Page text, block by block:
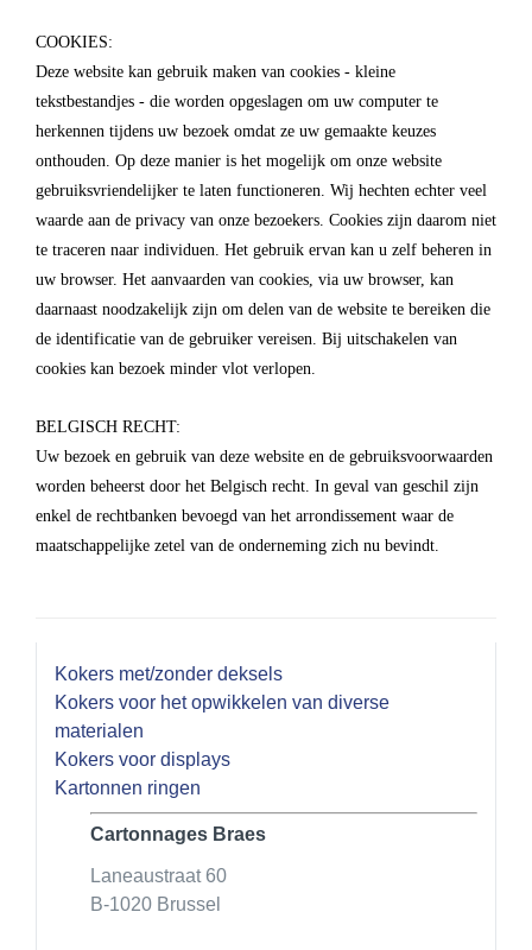
COOKIES:
Deze website kan gebruik maken van cookies - kleine
tekstbestandjes - die worden opgeslagen om uw computer te
herkennen tijdens uw bezoek omdat ze uw gemaakte keuzes
onthouden. Op deze manier is het mogelijk om onze website
gebruiksvriendelijker te laten functioneren. Wij hechten echter veel
waarde aan de privacy van onze bezoekers. Cookies zijn daarom niet
te traceren naar individuen. Het gebruik ervan kan u zelf beheren in
uw browser. Het aanvaarden van cookies, via uw browser, kan
daarnaast noodzakelijk zijn om delen van de website te bereiken die
de identificatie van de gebruiker vereisen. Bij uitschakelen van
cookies kan bezoek minder vlot verlopen.
BELGISCH RECHT:
Uw bezoek en gebruik van deze website en de gebruiksvoorwaarden
worden beheerst door het Belgisch recht. In geval van geschil zijn
enkel de rechtbanken bevoegd van het arrondissement waar de
maatschappelijke zetel van de onderneming zich nu bevindt.
Kokers met/zonder deksels
Kokers voor het opwikkelen van diverse
materialen
Kokers voor displays
Kartonnen ringen
Cartonnages Braes
Laneaustraat 60
B-1020 Brussel